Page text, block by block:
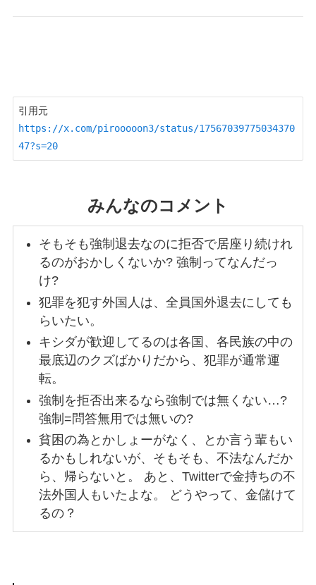
引用元
https://x.com/pirooooon3/status/17567039775034370
47?s=20
みんなのコメント
そもそも強制退去なのに拒否で居座り続けれ
るのがおかしくないか? 強制ってなんだっ
け?
犯罪を犯す外国人は、全員国外退去にしても
らいたい。
キシダが歓迎してるのは各国、各民族の中の
最底辺のクズばかりだから、犯罪が通常運
転。
強制を拒否出来るなら強制では無くない…?
強制=問答無用では無いの?
貧困の為とかしょーがなく、とか言う輩もい
るかもしれないが、そもそも、不法なんだか
ら、帰らないと。 あと、Twitterで金持ちの不
法外国人もいたよな。 どうやって、金儲けて
るの？